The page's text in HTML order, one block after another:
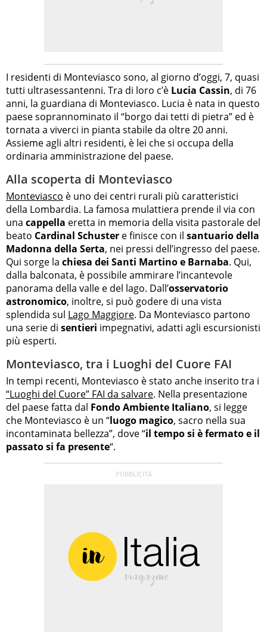
I residenti di Monteviasco sono, al giorno d’oggi, 7, quasi
tutti ultrasessantenni. Tra di loro c’è Lucia Cassin, di 76
anni, la guardiana di Monteviasco. Lucia è nata in questo
paese soprannominato il “borgo dai tetti di pietra” ed è
tornata a viverci in pianta stabile da oltre 20 anni.
Assieme agli altri residenti, è lei che si occupa della
ordinaria amministrazione del paese.
Alla scoperta di Monteviasco
Monteviasco è uno dei centri rurali più caratteristici
della Lombardia. La famosa mulattiera prende il via con
una cappella eretta in memoria della visita pastorale del
beato Cardinal Schuster e finisce con il santuario della
Madonna della Serta, nei pressi dell’ingresso del paese.
Qui sorge la chiesa dei Santi Martino e Barnaba. Qui,
dalla balconata, è possibile ammirare l’incantevole
panorama della valle e del lago. Dall’osservatorio
astronomico, inoltre, si può godere di una vista
splendida sul Lago Maggiore. Da Monteviasco partono
una serie di sentieri impegnativi, adatti agli escursionisti
più esperti.
Monteviasco, tra i Luoghi del Cuore FAI
In tempi recenti, Monteviasco è stato anche inserito tra i
“Luoghi del Cuore” FAI da salvare. Nella presentazione
del paese fatta dal Fondo Ambiente Italiano, si legge
che Monteviasco è un “luogo magico, sacro nella sua
incontaminata bellezza”, dove “il tempo si è fermato e il
passato si fa presente“.